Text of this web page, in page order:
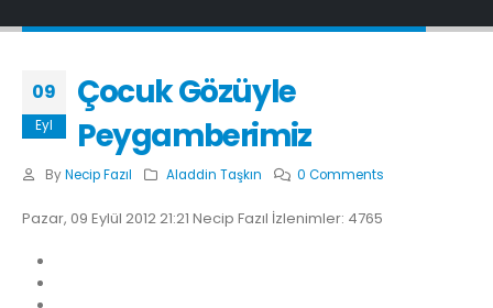
09
Eyl
Çocuk Gözüyle
Peygamberimiz
By Necip Fazıl Aladdin Taşkın 0 Comments
Pazar, 09 Eylül 2012 21:21 Necip Fazıl İzlenimler: 4765